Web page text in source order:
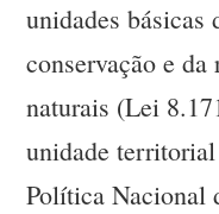
unidades básicas
conservação e da
naturais (Lei
unidade
Política Nacional